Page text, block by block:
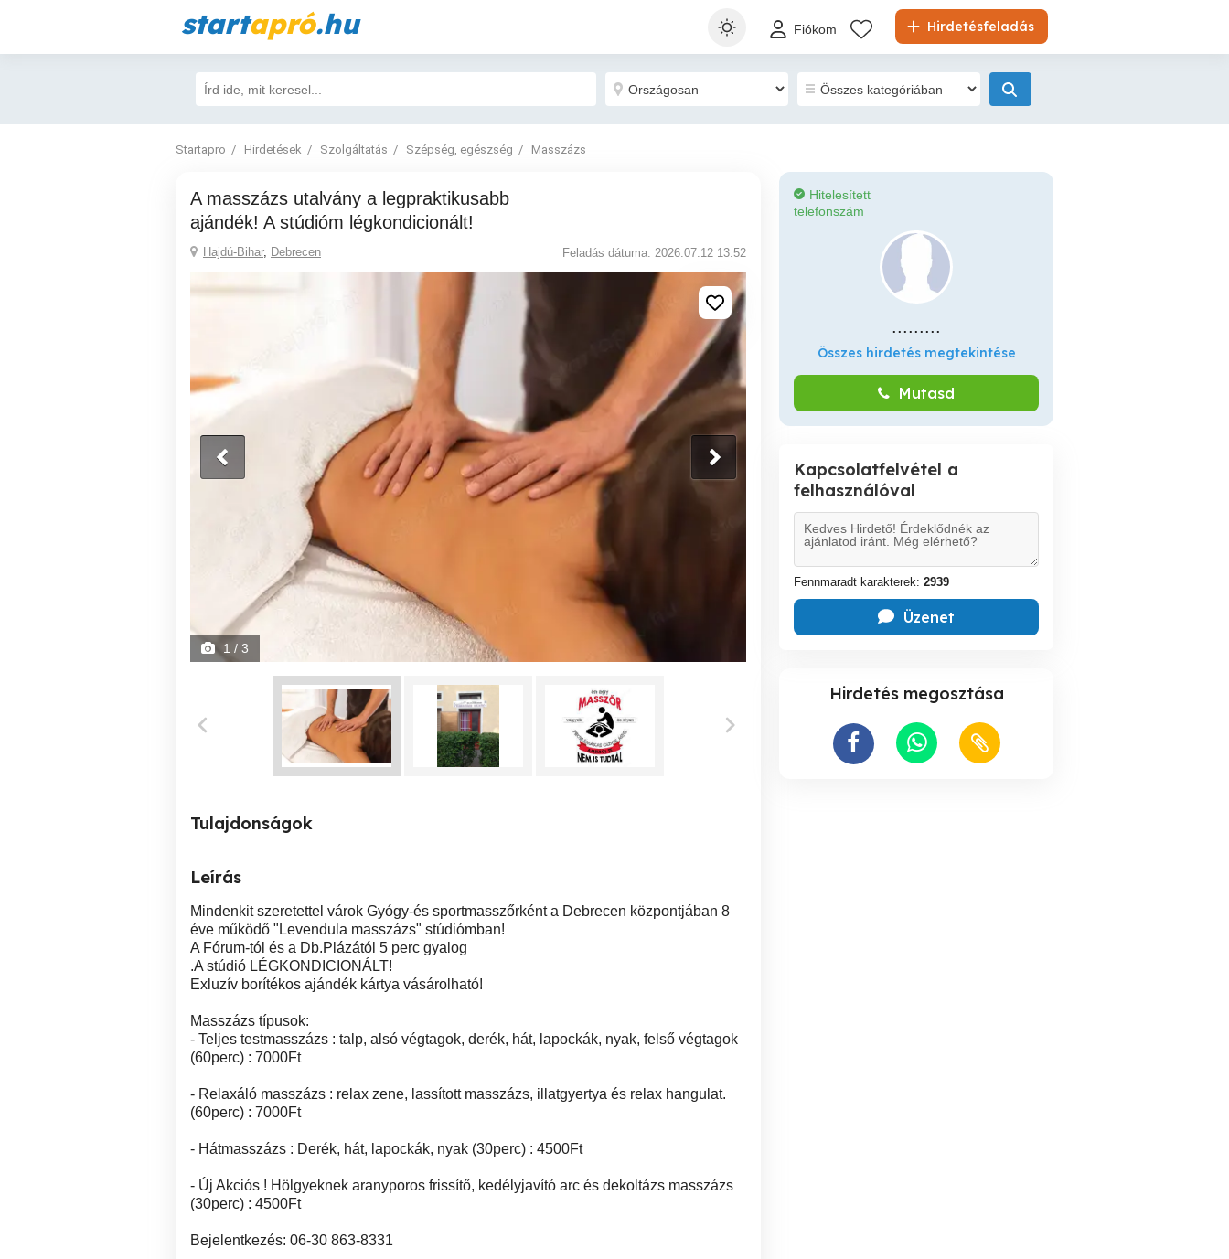
startapró.hu Hirdetésfeladás
Fiókom
Startapro Hirdetések Szolgáltatás Szépség, egészség Masszázs
A masszázs utalvány a legpraktikusabb
ajándék! A stúdióm légkondicionált!
Hajdú-Bihar, Debrecen Feladás dátuma: 2026.07.12 13:52
1 / 3
Tulajdonságok
Leírás
Mindenkit szeretettel várok Gyógy-és sportmasszőrként a Debrecen központjában 8
éve működő "Levendula masszázs" stúdiómban!
A Fórum-tól és a Db.Plázától 5 perc gyalog
.A stúdió LÉGKONDICIONÁLT!
Exluzív borítékos ajándék kártya vásárolható!
Masszázs típusok:
- Teljes testmasszázs : talp, alsó végtagok, derék, hát, lapockák, nyak, felső végtagok
(60perc) : 7000Ft
- Relaxáló masszázs : relax zene, lassított masszázs, illatgyertya és relax hangulat.
(60perc) : 7000Ft
- Hátmasszázs : Derék, hát, lapockák, nyak (30perc) : 4500Ft
- Új Akciós ! Hölgyeknek aranyporos frissítő, kedélyjavító arc és dekoltázs masszázs
(30perc) : 4500Ft
Bejelentkezés: 06-30 863-8331
Hitelesített
telefonszám
.........
Összes hirdetés megtekintése
Mutasd
Kapcsolatfelvétel a
felhasználóval
Fennmaradt karakterek: 2939
Üzenet
Hirdetés megosztása